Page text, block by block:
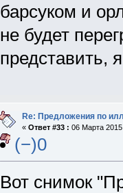
барсуком и
не будет
представить,
Re: Предложения по
« Ответ #33 : 06 Марта
(−)0
Вот снимок